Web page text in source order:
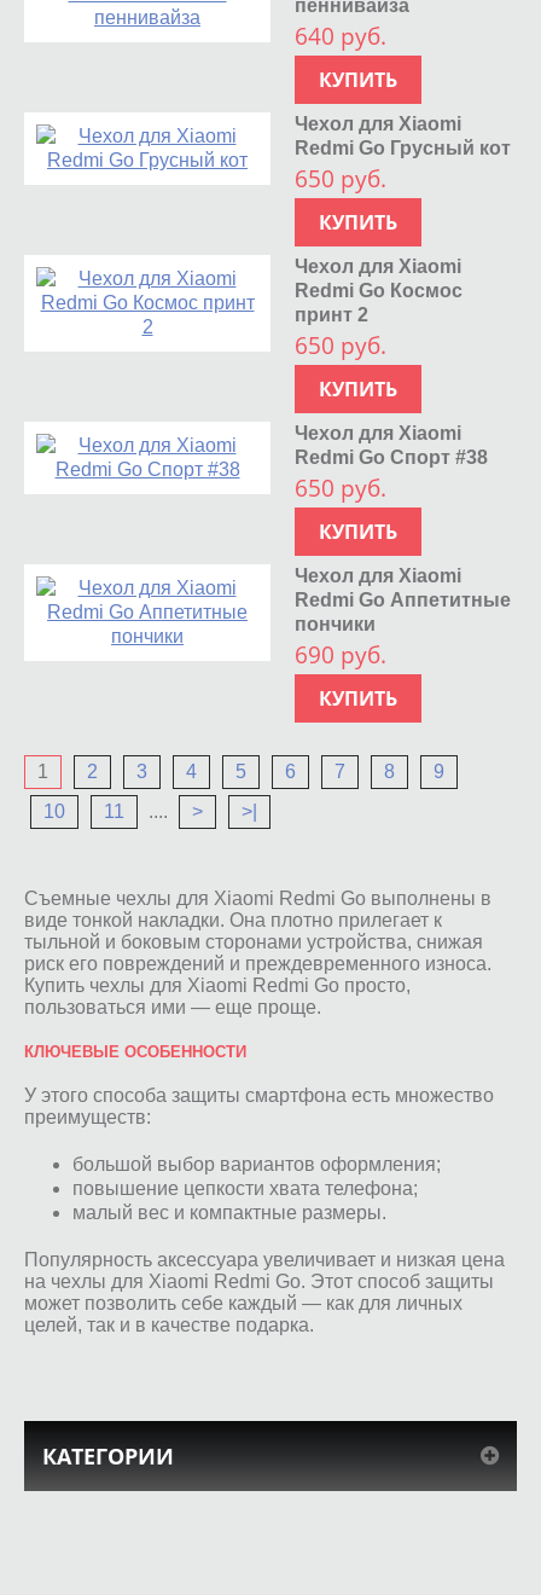
пеннивайза
640 руб.
КУПИТЬ
Чехол для Xiaomi
Redmi Go Грусный кот
650 руб.
КУПИТЬ
Чехол для Xiaomi
Redmi Go Космос
принт 2
650 руб.
КУПИТЬ
Чехол для Xiaomi
Redmi Go Спорт #38
650 руб.
КУПИТЬ
Чехол для Xiaomi
Redmi Go Аппетитные
пончики
690 руб.
КУПИТЬ
1 2 3 4 5 6 7 8
9
10
11 .... > >|
Съемные чехлы для Xiaomi Redmi Go выполнены в
виде тонкой накладки. Она плотно прилегает к
тыльной и боковым сторонами устройства, снижая
риск его повреждений и преждевременного износа.
Купить чехлы для Xiaomi Redmi Go просто,
пользоваться ими — еще проще.
КЛЮЧЕВЫЕ ОСОБЕННОСТИ
У этого способа защиты смартфона есть множество
преимуществ:
большой выбор вариантов оформления;
повышение цепкости хвата телефона;
малый вес и компактные размеры.
Популярность аксессуара увеличивает и низкая цена
на чехлы для Xiaomi Redmi Go. Этот способ защиты
может позволить себе каждый — как для личных
целей, так и в качестве подарка.
КАТЕГОРИИ